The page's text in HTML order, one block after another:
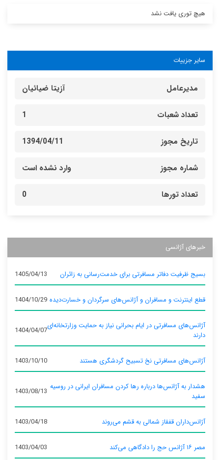
هیچ توری یافت نشد
سایر جزییات
مدیرعامل آزیتا ضیائیان
تعداد شعبات 1
تاریخ مجوز 1394/04/11
شماره مجوز وارد نشده است
تعداد تورها 0
خبرهای آژانسی
بسیج ظرفیت دفاتر مسافرتی برای خدمت‌رسانی به زائران 1405/04/13
قطع اینترنت و مسافران و آژانس‌های سرگردان و خسارت‌دیده 1404/10/29
آژانس‌های مسافرتی در ایام بحرانی نیاز به حمایت وزارتخانه‌ای
دارند
1404/04/07
آژانس‌های مسافرتی نخ تسبیح گردشگری هستند 1403/10/10
هشدار به آژانس‌ها درباره رها کردن مسافران ایرانی در روسیه
سفید
1403/08/13
آژانس‌داران قفقاز شمالی به قشم می‌روند 1403/04/18
مصر ۱۶ آژانس حج را دادگاهی می‌کند 1403/04/03